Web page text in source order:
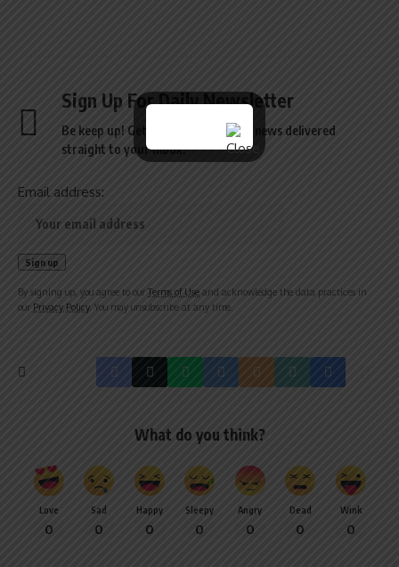
Sign Up For Daily Newsletter
Be keep up! Get the latest breaking news delivered
straight to your inbox.
Email address:
By signing up, you agree to our Terms of Use and acknowledge the data practices in
our Privacy Policy. You may unsubscribe at any time.
What do you think?
Love
0
Sad
0
Happy
0
Sleepy
0
Angry
0
Dead
0
Wink
0